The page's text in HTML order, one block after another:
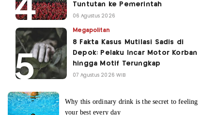
Tuntutan ke Pemerintah
06 Agustus 2026
Megapolitan
8 Fakta Kasus Mutilasi Sadis di
Depok: Pelaku Incar Motor Korban
hingga Motif Terungkap
07 Agustus 2026 WIB